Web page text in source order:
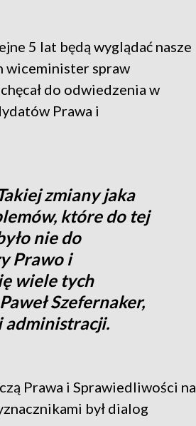
5 lat będą wyglądać nasze
wiceminister spraw
do odwiedzenia w
Prawa i
zmiany jaka
które do tej
nie do
Prawo i
wiele tych
Szefernaker,
administracji.
Prawa i Sprawiedliwości na
był dialog